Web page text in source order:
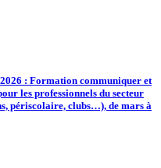
: Formation communiquer et
les professionnels du secteur
périscolaire, clubs…), de mars à